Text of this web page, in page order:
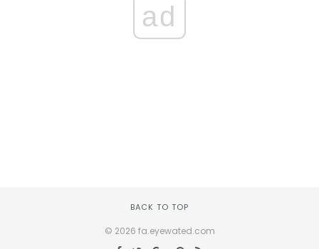
ad
BACK TO TOP
© 2026 fa.eyewated.com